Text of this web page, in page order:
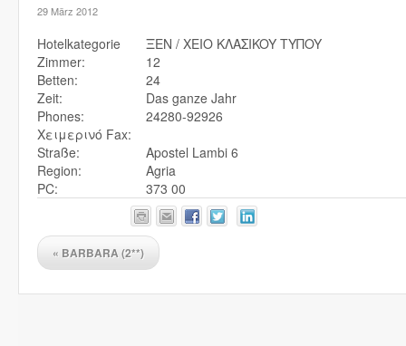
29 März 2012
Hotelkategorie
ΞEN / XEIO KΛAΣIKOY TYΠOY
Zimmer:
12
Betten:
24
Zeit:
Das ganze Jahr
Phones:
24280-92926
Χειμερινό Fax:
Straße:
Apostel Lambi 6
Region:
Agria
PC:
373 00
« BARBARA (2**)